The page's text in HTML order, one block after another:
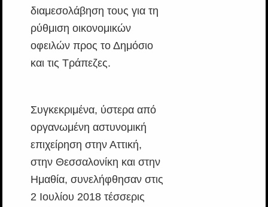
διαμεσολάβηση τους για τη
ρύθμιση οικονομικών
οφειλών προς το Δημόσιο
και τις Τράπεζες.
Συγκεκριμένα, ύστερα από
οργανωμένη αστυνομική
επιχείρηση στην Αττική,
στην Θεσσαλονίκη και στην
Ημαθία, συνελήφθησαν στις
2 Ιουλίου 2018 τέσσερις